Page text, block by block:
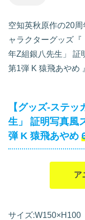
空知英秋原作の20
ャラクターグッズ
年Z組銀八先生」 証
第1弾 K 猿飛あやめ
【グッズ-ステ
生」 証明写真風
弾 K 猿飛あやめ
ア
サイズ:W150×H100